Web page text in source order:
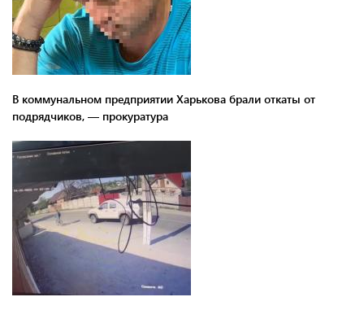
В коммунальном предприятии Харькова брали откаты от
подрядчиков, — прокуратура